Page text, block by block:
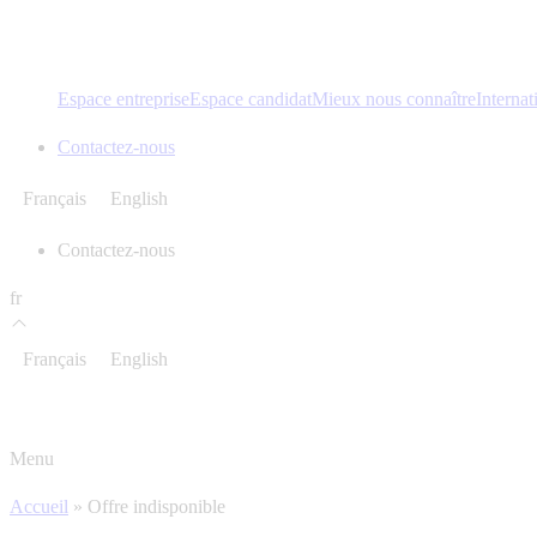
Espace entrepriseEspace candidatMieux nous connaître
Contactez-nous
Français English
Contactez-nous
fr
Français English
Menu
Accueil » Offre indisponible